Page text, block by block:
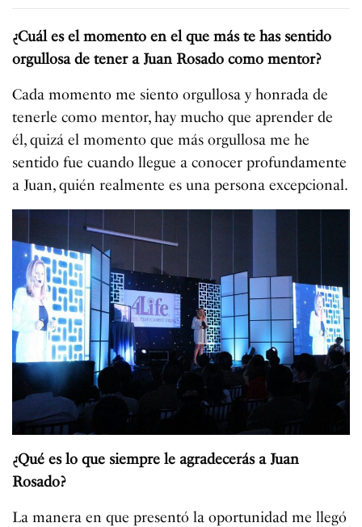
¿Cuál es el momento en el que más te has sentido
orgullosa de tener a Juan Rosado como mentor?
Cada momento me siento orgullosa y honrada de
tenerle como mentor, hay mucho que aprender de
él, quizá el momento que más orgullosa me he
sentido fue cuando llegue a conocer profundamente
a Juan, quién realmente es una persona excepcional.
¿Qué es lo que siempre le agradecerás a Juan
Rosado?
La manera en que presentó la oportunidad me llegó